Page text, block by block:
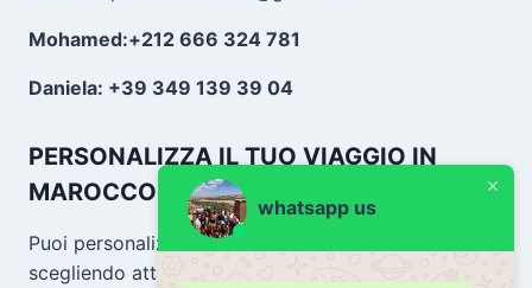
Mohamed:+212 666 324 781
Daniela: +39 349 139 39 04
PERSONALIZZA IL TUO VIAGGIO IN
MAROCCO
Puoi personalizzare il tuo viaggio in Marocco
scegliendo attività adatte ai tuoi interessi e al tuo
whatsapp us